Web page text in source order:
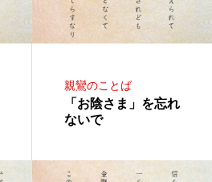
親鸞のことば
「お陰さま」を忘れ
ないで